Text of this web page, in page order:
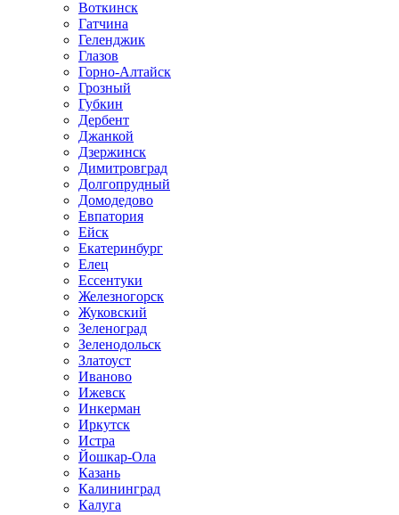
Воткинск
Гатчина
Геленджик
Глазов
Горно-Алтайск
Грозный
Губкин
Дербент
Джанкой
Дзержинск
Димитровград
Долгопрудный
Домодедово
Евпатория
Ейск
Екатеринбург
Елец
Ессентуки
Железногорск
Жуковский
Зеленоград
Зеленодольск
Златоуст
Иваново
Ижевск
Инкерман
Иркутск
Истра
Йошкар-Ола
Казань
Калининград
Калуга